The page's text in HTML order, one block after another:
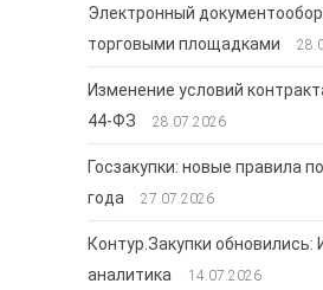
Электронный
торговыми площадками
Изменение условий
44-ФЗ
28.07.2026
Госзакупки: новые правила
года
27.07.2026
Контур.Закупки обновились:
аналитика
14.07.2026